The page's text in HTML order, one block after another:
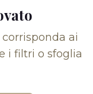
ai
i filtri o sfoglia